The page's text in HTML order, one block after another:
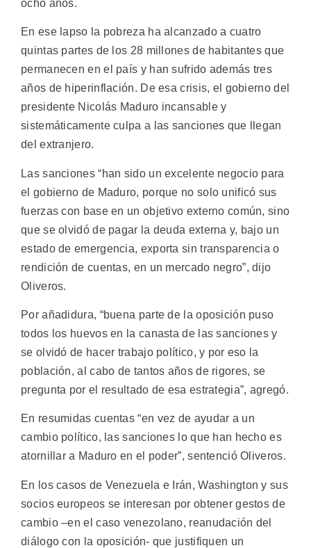
ocho años.
En ese lapso la pobreza ha alcanzado a cuatro
quintas partes de los 28 millones de habitantes que
permanecen en el país y han sufrido además tres
años de hiperinflación. De esa crisis, el gobierno del
presidente Nicolás Maduro incansable y
sistemáticamente culpa a las sanciones que llegan
del extranjero.
Las sanciones “han sido un excelente negocio para
el gobierno de Maduro, porque no solo unificó sus
fuerzas con base en un objetivo externo común, sino
que se olvidó de pagar la deuda externa y, bajo un
estado de emergencia, exporta sin transparencia o
rendición de cuentas, en un mercado negro”, dijo
Oliveros.
Por añadidura, “buena parte de la oposición puso
todos los huevos en la canasta de las sanciones y
se olvidó de hacer trabajo político, y por eso la
población, al cabo de tantos años de rigores, se
pregunta por el resultado de esa estrategia”, agregó.
En resumidas cuentas “en vez de ayudar a un
cambio político, las sanciones lo que han hecho es
atornillar a Maduro en el poder”, sentenció Oliveros.
En los casos de Venezuela e Irán, Washington y sus
socios europeos se interesan por obtener gestos de
cambio –en el caso venezolano, reanudación del
diálogo con la oposición- que justifiquen un